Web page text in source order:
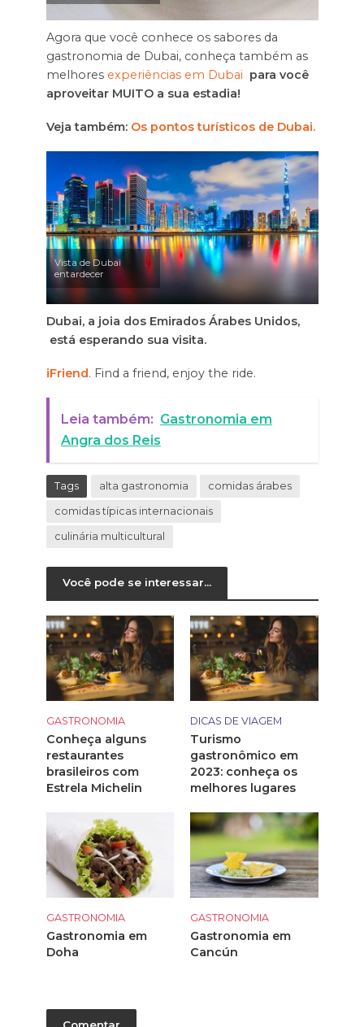
Agora que você conhece os sabores da
gastronomia de Dubai, conheça também as
melhores experiências em Dubai para você
aproveitar MUITO a sua estadia!
Veja também: Os pontos turísticos de Dubai.
Vista de Dubai
entardecer
Dubai, a joia dos Emirados Árabes Unidos,
está esperando sua visita.
iFriend. Find a friend, enjoy the ride.
Leia também: Gastronomia em
Angra dos Reis
Tags alta gastronomia comidas árabes
comidas típicas internacionais
culinária multicultural
Você pode se interessar...
GASTRONOMIA
Conheça alguns
restaurantes
brasileiros com
Estrela Michelin
DICAS DE VIAGEM
Turismo
gastronômico em
2023: conheça os
melhores lugares
GASTRONOMIA
Gastronomia em
Doha
GASTRONOMIA
Gastronomia em
Cancún